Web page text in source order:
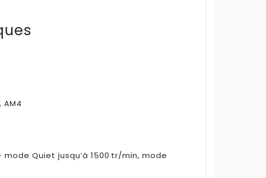
AM4
mode Quiet jusqu’à 1500 tr/min, mode